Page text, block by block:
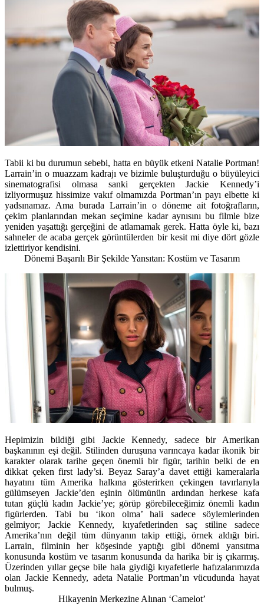
Tabii ki bu durumun sebebi, hatta en büyük etkeni Natalie Portman!
Larrain’in o muazzam kadrajı ve bizimle buluşturduğu o büyüleyici
sinematografisi olmasa sanki gerçekten Jackie Kennedy’i
izliyormuşuz hissimize vakıf olmamızda Portman’ın payı elbette ki
yadsınamaz. Ama burada Larrain’in o döneme ait fotoğrafların,
çekim planlarından mekan seçimine kadar aynısını bu filmle bize
yeniden yaşattığı gerçeğini de atlamamak gerek. Hatta öyle ki, bazı
sahneler de acaba gerçek görüntülerden bir kesit mi diye dört gözle
izlettiriyor kendisini.
Dönemi Başarılı Bir Şekilde Yansıtan: Kostüm ve Tasarım
Hepimizin bildiği gibi Jackie Kennedy, sadece bir Amerikan
başkanının eşi değil. Stilinden duruşuna varıncaya kadar ikonik bir
karakter olarak tarihe geçen önemli bir figür, tarihin belki de en
dikkat çeken first lady’si. Beyaz Saray’a davet ettiği kameralarla
hayatını tüm Amerika halkına gösterirken çekingen tavırlarıyla
gülümseyen Jackie’den eşinin ölümünün ardından herkese kafa
tutan güçlü kadın Jackie’ye; görüp görebileceğimiz önemli kadın
figürlerden. Tabi bu ‘ikon olma’ hali sadece söylemlerinden
gelmiyor; Jackie Kennedy, kıyafetlerinden saç stiline sadece
Amerika’nın değil tüm dünyanın takip ettiği, örnek aldığı biri.
Larrain, filminin her köşesinde yaptığı gibi dönemi yansıtma
konusunda kostüm ve tasarım konusunda da harika bir iş çıkarmış.
Üzerinden yıllar geçse bile hala giydiği kıyafetlerle hafızalarımızda
olan Jackie Kennedy, adeta Natalie Portman’ın vücudunda hayat
bulmuş.
Hikayenin Merkezine Alınan ‘Camelot’